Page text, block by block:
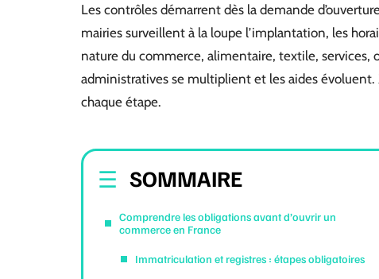
Les contrôles démarrent dès la demande
mairies surveillent à la loupe l’implantation, les
nature du commerce, alimentaire, textile, services,
administratives se multiplient et les aides évoluent.
chaque étape.
SOMMAIRE
Comprendre les obligations avant d’ouvrir un
commerce en France
Immatriculation et registres : étapes obligatoires